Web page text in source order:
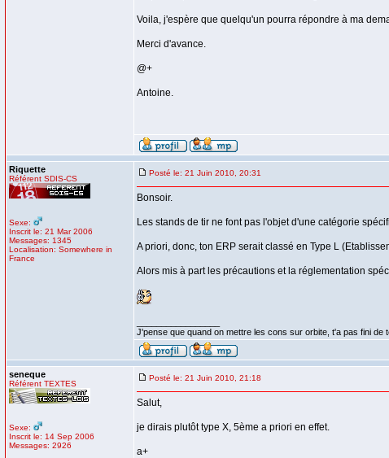
Voila, j'espère que quelqu'un pourra répondre à ma
Merci d'avance.
@+
Antoine.
Riquette
Référent SDIS-CS
Sexe:
Inscrit le: 21 Mar 2006
Messages: 1345
Localisation: Somewhere in
France
Posté le: 21 Juin 2010, 20:31
Bonsoir.
Les stands de tir ne font pas l'objet d'une catégorie
A priori, donc, ton ERP serait classé en Type L
Alors mis à part les précautions et la réglementation
J'pense que quand on mettre les cons sur orbite, t'a pas fini de
seneque
Référent TEXTES
Sexe:
Inscrit le: 14 Sep 2006
Messages: 2926
Posté le: 21 Juin 2010, 21:18
Salut,
je dirais plutôt type X, 5ème a priori en effet.
a+